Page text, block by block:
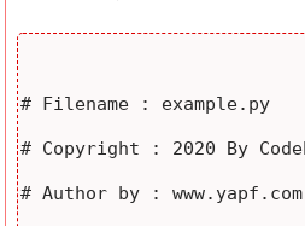
# Filename : example.py
# Copyright : 2020 By
# Author by : www.yapf.com